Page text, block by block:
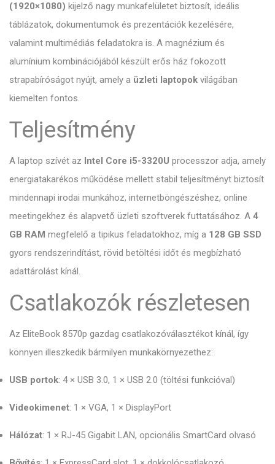
(1920×1080) kijelző nagy munkafelületet biztosít, ideális
táblázatok, dokumentumok és prezentációk kezelésére,
valamint multimédiás feladatokra is. A magnézium és
alumínium kombinációjából készült erős ház fokozott
strapabíróságot nyújt, amely a üzleti laptopok világában
kiemelten fontos.
Teljesítmény
A laptop szívét az Intel Core i5-3320U processzor adja, amely
energiatakarékos működése mellett stabil teljesítményt biztosít
mindennapi irodai munkához, internetböngészéshez, online
meetingekhez és alapvető üzleti szoftverek futtatásához. A 4
GB RAM megfelelő a tipikus feladatokhoz, míg a 128 GB SSD
gyors rendszerindítást, rövid betöltési időt és megbízható
adattárolást kínál.
Csatlakozók részletesen
Az EliteBook 8570p gazdag csatlakozóválasztékot kínál, így
könnyen illeszkedik bármilyen munkakörnyezethez:
USB portok: 4 × USB 3.0, 1 × USB 2.0 (töltési funkcióval)
Videokimenet: 1 × VGA, 1 × DisplayPort
Hálózat: 1 × RJ-45 Gigabit LAN, opcionális SmartCard olvasó